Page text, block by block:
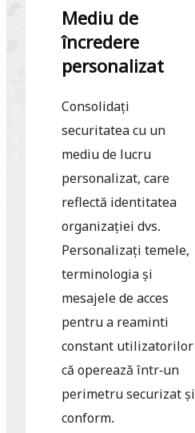
Mediu de
încredere
personalizat
Consolidați
securitatea cu un
mediu de lucru
personalizat, care
reflectă identitatea
organizației dvs.
Personalizați temele,
terminologia și
mesajele de acces
pentru a reaminti
constant utilizatorilor
că operează într-un
perimetru securizat și
conform.